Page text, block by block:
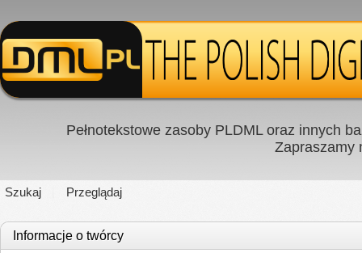
Pełnotekstowe zasoby PLDML oraz innych
Zapraszamy
Szukaj Przeglądaj
Informacje o twórcy